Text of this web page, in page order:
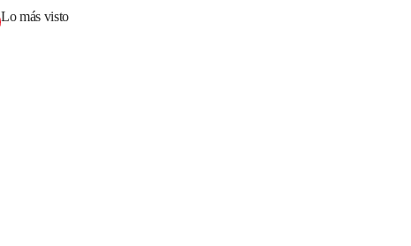
Lo más visto